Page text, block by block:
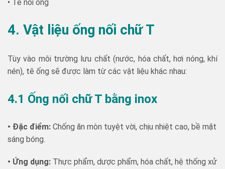
• Tê nối ống
4. Vật liệu ống nối chữ T
Tùy vào môi trường lưu chất (nước, hóa chất, hơi nóng, khí
nén), tê ống sẽ được làm từ các vật liệu khác nhau:
4.1 Ống nối chữ T bằng inox
• Đặc điểm: Chống ăn mòn tuyệt vời, chịu nhiệt cao, bề mặt
sáng bóng.
• Ứng dụng: Thực phẩm, dược phẩm, hóa chất, hệ thống xử